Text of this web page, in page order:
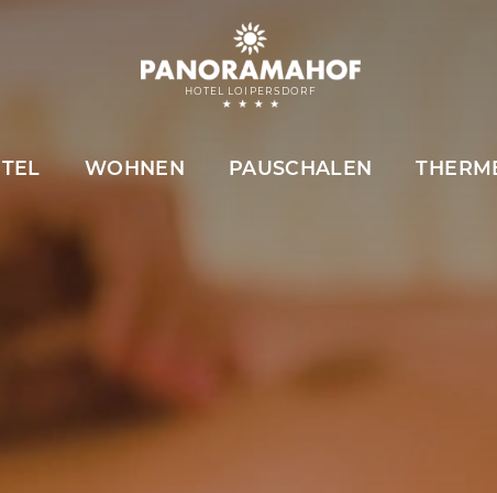
HOTEL LOIPERSDORF
WOHNEN PAUSCHALEN